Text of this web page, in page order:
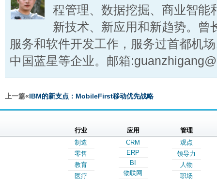
程管理、数据挖掘、商业智能
新技术、新应用和新趋势。曾
服务和软件开发工作，服务过首都机
中国蓝星等企业。邮箱
上一篇«IBM的新支点：MobileFirst移动优先战略
行业
制造
零售
教育
医疗
应用
CRM
ERP
BI
物联网
管理
观点
领导力
人物
职场